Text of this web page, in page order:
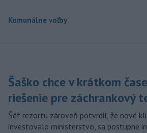
Komunálne voľby
Šaško chce v krátkom
riešenie pre záchrankový
Šéf rezortu zároveň potvrdil, že nové
investovalo ministerstvo, sa postupne